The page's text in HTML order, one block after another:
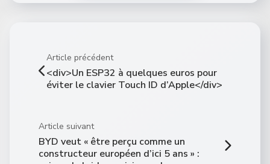
Article précédent
<div>Un ESP32 à quelques euros pour
éviter le clavier Touch ID d’Apple</div>
Article suivant
BYD veut « être perçu comme un
constructeur européen d’ici 5 ans » :